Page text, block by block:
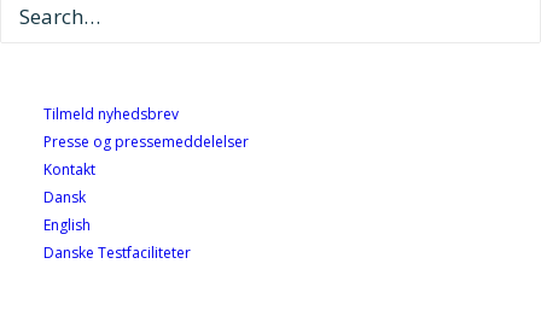
Tilmeld nyhedsbrev
Presse og pressemeddelelser
Kontakt
Dansk
English
Danske Testfaciliteter
sparring.
bekræftet, om dit produkt er produktionsklar
til markedet. Du er velkommen til selv at være
til stede ved afviklingen af testkørslerne. Du
kan også levere en færdig testplan eller
alternativt udarbejde planen i samarbejde